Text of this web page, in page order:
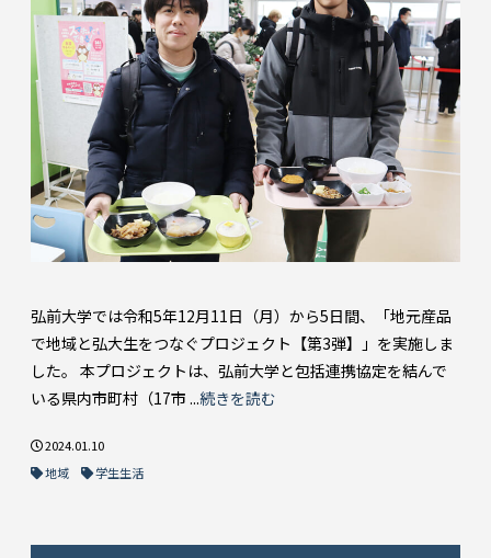
弘前大学では令和5年12月11日（月）から5日間、「地元産品
で地域と弘大生をつなぐプロジェクト【第3弾】」を実施しま
した。 本プロジェクトは、弘前大学と包括連携協定を結んで
いる県内市町村（17市 ...続きを読む
2024.01.10
地域
学生生活